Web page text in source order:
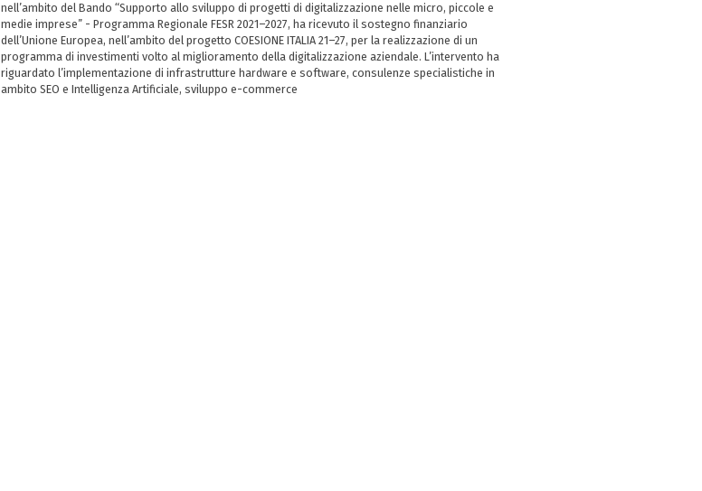
nell’ambito del Bando “Supporto allo sviluppo di progetti di digitalizzazione nelle micro, piccole e
medie imprese” - Programma Regionale FESR 2021–2027, ha ricevuto il sostegno finanziario
dell’Unione Europea, nell’ambito del progetto COESIONE ITALIA 21–27, per la realizzazione di un
programma di investimenti volto al miglioramento della digitalizzazione aziendale. L’intervento ha
riguardato l’implementazione di infrastrutture hardware e software, consulenze specialistiche in
ambito SEO e Intelligenza Artificiale, sviluppo e-commerce